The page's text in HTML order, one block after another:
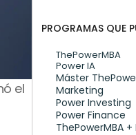
el
PROGRAMAS QUE
ThePowerMBA
Power IA
Máster
Marketing
Power Investing
Power Finance
ThePowerMBA